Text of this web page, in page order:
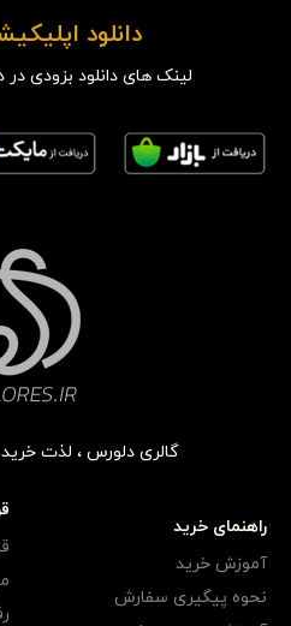
دانلود
لینک های دانلود بزودی
گالری دلورس ، لذت خرید
راهنمای خرید
آموزش خرید
نحوه پیگیری سفارش